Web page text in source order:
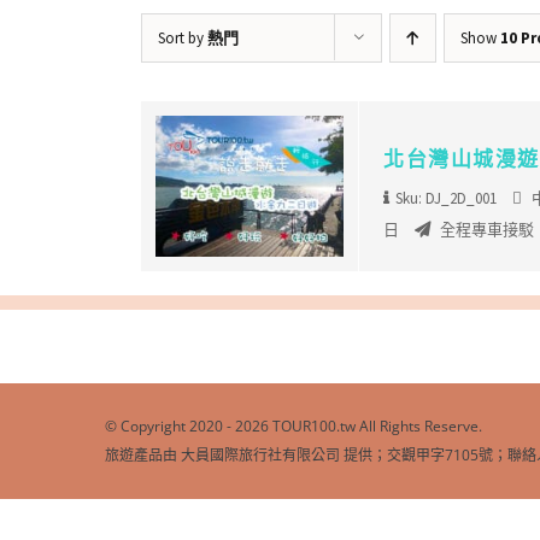
Sort by熱門 Show 10
北台灣山城漫
Sku: DJ_2D_001
日
全程專車接駁
© Copyright 2020 -2026 TOUR100.tw All Rights Reserve.
旅遊產品由 大員國際旅行社有限公司 提供；交觀甲字7105號；聯